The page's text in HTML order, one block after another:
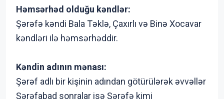
Həmsərhəd olduğu kəndlər:
Şərəfə kəndi Bala Təklə, Çaxırlı və Binə Xocavar
kəndləri ilə həmsərhəddir.
Kəndin adının mənası:
Şərəf adlı bir kişinin adından götürülərək əvvəllər
Şərəfabad sonralar isə Şərəfə kimi